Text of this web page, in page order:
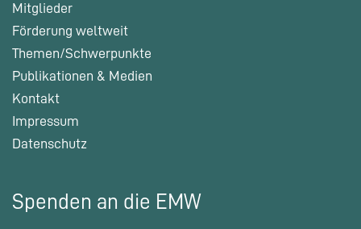
Mitglieder
Förderung weltweit
Themen/Schwerpunkte
Publikationen & Medien
Kontakt
Impressum
Datenschutz
Spenden an die EMW